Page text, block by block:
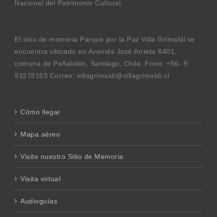
Nacional del Patrimonio Cultural.
El sitio de memoria Parque por la Paz Villa Grimaldi se
encuentra ubicado en Avenida José Arrieta 8401,
comuna de Peñalolén, Santiago, Chile. Fono: +56- 9
93278163 Correo: villagrimaldi@villagrimaldi.cl
Cómo llegar
Mapa aéreo
Visite nuestro Sitio de Memoria
Visita virtual
Audioguías